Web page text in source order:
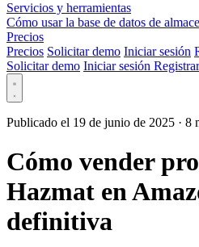
Servicios y herramientas
Cómo usar la base de datos de
Precios
Precios Solicitar demo Iniciar sesión
Solicitar demo Iniciar sesión
Publicado el 19 de junio de 2025 · 8
Cómo vender
Hazmat en
definitiva